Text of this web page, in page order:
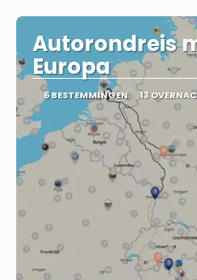
Autorondreis
Europa
6 BESTEMMINGEN 13